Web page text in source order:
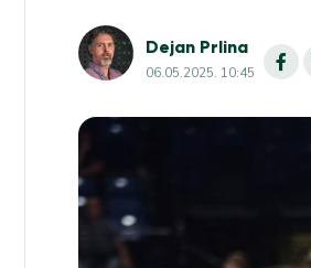
Dejan Prlina
06.05.2025. 10:45